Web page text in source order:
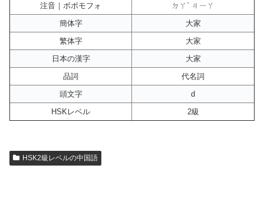
注音｜ボポモフォ
ㄉㄚˋ ㄐㄧㄚ
簡体字
大家
繁体字
大家
日本の漢字
大家
品詞
代名詞
頭文字
d
HSKレベル
2級
HSK2級レベルの中国語